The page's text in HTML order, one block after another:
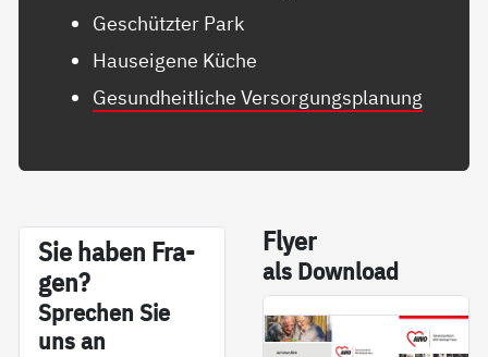
Geschützter Park
Hauseigene Küche
Gesundheitliche Versorgungsplanung
Sie ha­ben Fra­
gen?
Sp­re­chen Sie
uns an
Fly­er
als Down­load